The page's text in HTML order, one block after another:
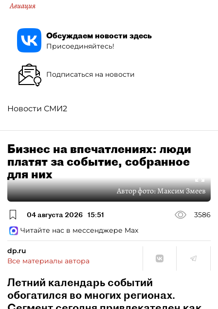
Авиация
Обсуждаем новости здесь
Присоединяйтесь!
Подписаться на новости
Новости СМИ2
Бизнес на впечатлениях: люди
платят за событие, собранное
для них
Автор фото:Максим Змеев
04 августа 2026 15:51
3586
Читайте нас в мессенджере Max
dp.ru
Все материалы автора
Летний календарь событий
обогатился во многих регионах.